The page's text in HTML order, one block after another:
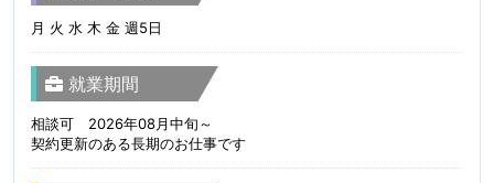
月 火 水 木 金 週5日
就業期間
相談可 2026年08月中旬～
契約更新のある長期のお仕事です